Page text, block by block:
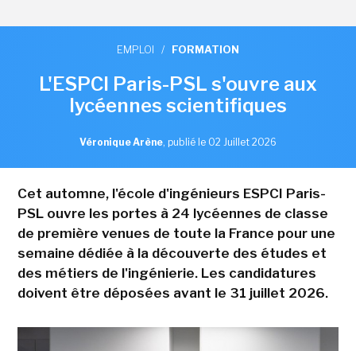
EMPLOI / FORMATION
L'ESPCI Paris-PSL s'ouvre aux
lycéennes scientifiques
Véronique Arène, publié le 02 Juillet 2026
Cet automne, l'école d'ingénieurs ESPCI Paris-
PSL ouvre les portes à 24 lycéennes de classe
de première venues de toute la France pour une
semaine dédiée à la découverte des études et
des métiers de l'ingénierie. Les candidatures
doivent être déposées avant le 31 juillet 2026.